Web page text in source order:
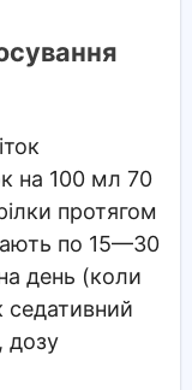
на 100 мл 70
протягом
по 15—30
день (коли
седативний
дозу